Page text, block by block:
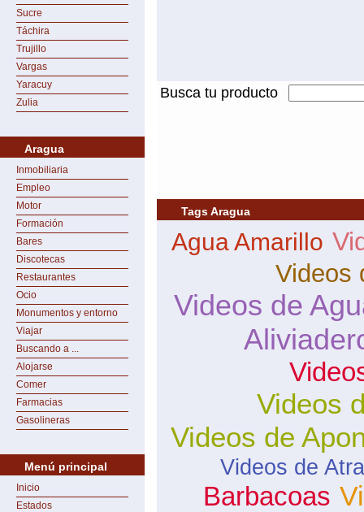
Sucre
Táchira
Trujillo
Vargas
Yaracuy
Zulia
Aragua
Inmobiliaria
Empleo
Motor
Formación
Bares
Discotecas
Restaurantes
Ocio
Monumentos y entorno
Viajar
Buscando a ...
Alojarse
Comer
Farmacias
Gasolineras
Menú principal
Inicio
Estados
Busca tu producto
Tags Aragua
Agua Amarillo
Videos
Videos de
Videos
Videos de
Videos de
Barbacoas